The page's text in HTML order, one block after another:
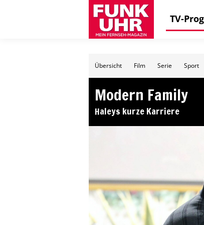
TV-
Übersicht Film Serie Sport
Modern Family
Haleys kurze Karriere